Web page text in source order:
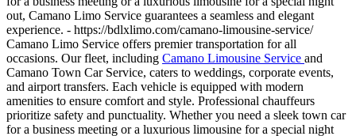
out, Camano Limo Service guarantees a seamless and elegant
experience. - https://bdlxlimo.com/camano-limousine-service/
Camano Limo Service offers premier transportation for all
occasions. Our fleet, including Camano Limousine Service and
Camano Town Car Service, caters to weddings, corporate events,
and airport transfers. Each vehicle is equipped with modern
amenities to ensure comfort and style. Professional chauffeurs
prioritize safety and punctuality. Whether you need a sleek town car
for a business meeting or a luxurious limousine for a special night